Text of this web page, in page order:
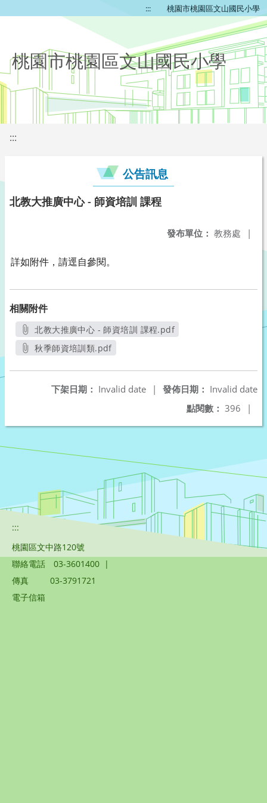
::: 桃園市桃園區文山國民小學
桃園市桃園區文山國民小學
:::
公告訊息
北教大推廣中心 - 師資培訓 課程
發布單位： 教務處 |
詳如附件，請逕自參閱。
相關附件
北教大推廣中心 - 師資培訓 課程.pdf
另開新視窗
秋季師資培訓類.pdf
發佈日期： Invalid date
下架日期： Invalid date
|
點閱數： 396 |
:::
桃園區文中路120號
聯絡電話
03-3601400 |
傳真
03-3791721
電子信箱